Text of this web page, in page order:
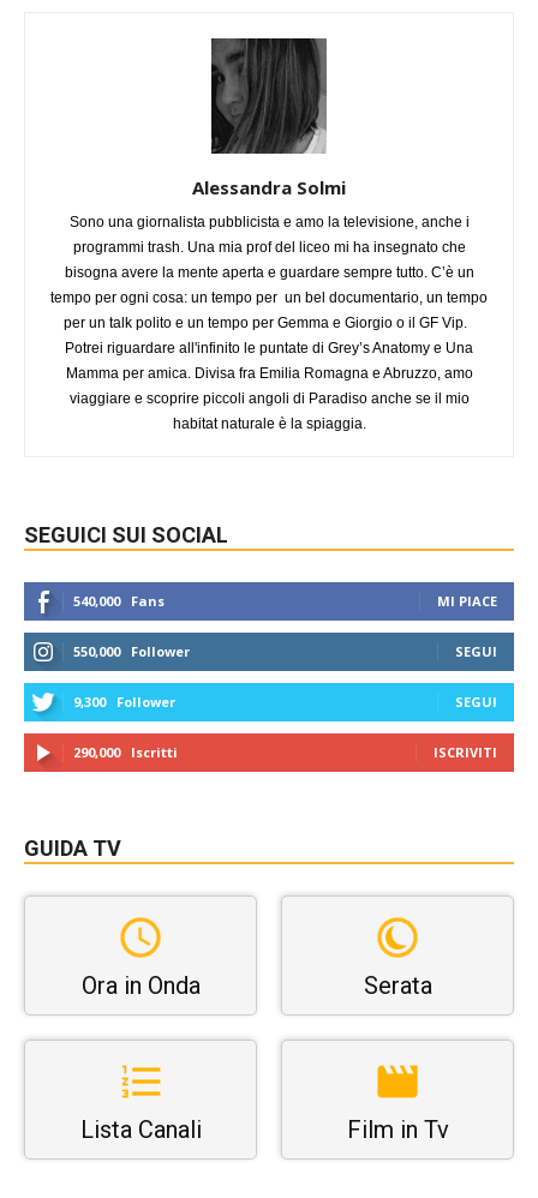
Alessandra Solmi
Sono una giornalista pubblicista e amo la televisione, anche i
programmi trash. Una mia prof del liceo mi ha insegnato che
bisogna avere la mente aperta e guardare sempre tutto. C’è un
tempo per ogni cosa: un tempo per un bel documentario, un tempo
per un talk polito e un tempo per Gemma e Giorgio o il GF Vip.
Potrei riguardare all'infinito le puntate di Grey’s Anatomy e Una
Mamma per amica. Divisa fra Emilia Romagna e Abruzzo, amo
viaggiare e scoprire piccoli angoli di Paradiso anche se il mio
habitat naturale è la spiaggia.
SEGUICI SUI SOCIAL
540,000 Fans MI PIACE
550,000 Follower SEGUI
9,300 Follower SEGUI
290,000 Iscritti ISCRIVITI
GUIDA TV
Ora in Onda Serata
Lista Canali Film in Tv